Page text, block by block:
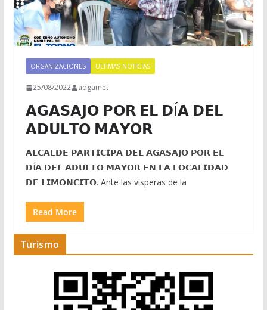
ORGANIZACIONES ULTIMAS NOTICIAS
25/08/2022 adgamet
𝗔𝗚𝗔𝗦𝗔𝗝𝗢 𝗣𝗢𝗥 𝗘𝗟 𝗗Í𝗔 𝗗𝗘𝗟
𝗔𝗗𝗨𝗟𝗧𝗢 𝗠𝗔𝗬𝗢𝗥
𝗔𝗟𝗖𝗔𝗟𝗗𝗘 𝗣𝗔𝗥𝗧𝗜𝗖𝗜𝗣𝗔 𝗗𝗘𝗟 𝗔𝗚𝗔𝗦𝗔𝗝𝗢 𝗣𝗢𝗥 𝗘𝗟
𝗗Í𝗔 𝗗𝗘𝗟 𝗔𝗗𝗨𝗟𝗧𝗢 𝗠𝗔𝗬𝗢𝗥 𝗘𝗡 𝗟𝗔 𝗟𝗢𝗖𝗔𝗟𝗜𝗗𝗔𝗗
𝗗𝗘 𝗟𝗜𝗠𝗢𝗡𝗖𝗜𝗧𝗢. Ante las vísperas de la
Read More
Turismo